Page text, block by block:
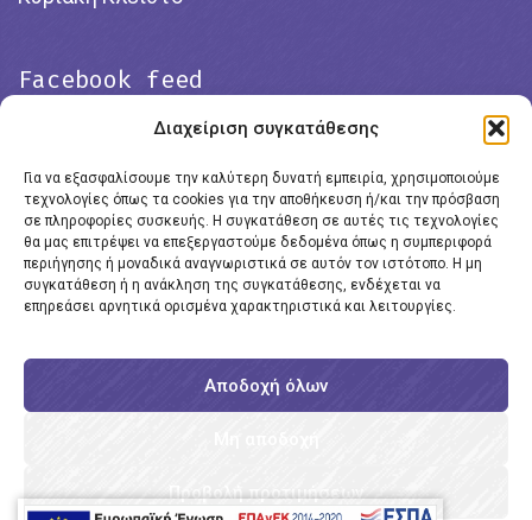
Διαχείριση συγκατάθεσης
Για να εξασφαλίσουμε την καλύτερη δυνατή εμπειρία, χρησιμοποιούμε
τεχνολογίες όπως τα cookies για την αποθήκευση ή/και την πρόσβαση
σε πληροφορίες συσκευής. Η συγκατάθεση σε αυτές τις τεχνολογίες
θα μας επιτρέψει να επεξεργαστούμε δεδομένα όπως η συμπεριφορά
περιήγησης ή μοναδικά αναγνωριστικά σε αυτόν τον ιστότοπο. Η μη
συγκατάθεση ή η ανάκληση της συγκατάθεσης, ενδέχεται να
επηρεάσει αρνητικά ορισμένα χαρακτηριστικά και λειτουργίες.
Αποδοχή όλων
Προβολή προτιμήσεων
Facebook feed
Click to accept marketing cookies and